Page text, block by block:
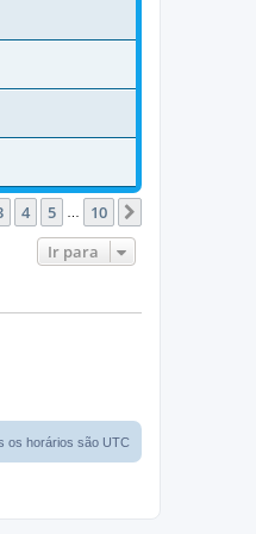
104 5 10
Ir para
os horários são UTC